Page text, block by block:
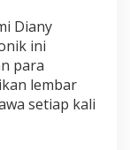
Diany
ini
para
lembar
setiap kali